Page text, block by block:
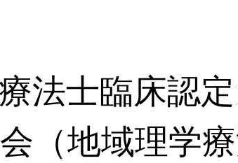
法士臨床認
（地域理学